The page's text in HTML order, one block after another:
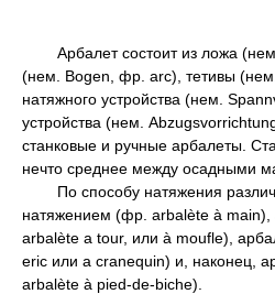
Арбалет состоит из ложа
(нем. Bogen, фр. arc), тетивы
натяжного устройства (нем.
устройства (нем.
станковые и ручные арбалеты.
нечто среднее между осадными
По способу натяжения
натяжением (фр. arbalète à main),
arbalète a tour, или à moufle),
eric или a cranequin) и, наконец,
arbalète à pied-de-biche).